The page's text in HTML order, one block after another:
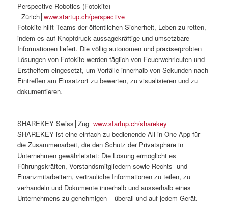
Perspective Robotics (Fotokite)
│Zürich│www.startup.ch/perspective
Fotokite hilft Teams der öffentlichen Sicherheit, Leben zu retten,
indem es auf Knopfdruck aussagekräftige und umsetzbare
Informationen liefert. Die völlig autonomen und praxiserprobten
Lösungen von Fotokite werden täglich von Feuerwehrleuten und
Ersthelfern eingesetzt, um Vorfälle innerhalb von Sekunden nach
Eintreffen am Einsatzort zu bewerten, zu visualisieren und zu
dokumentieren.
SHAREKEY Swiss│Zug│www.startup.ch/sharekey
SHAREKEY ist eine einfach zu bedienende All-in-One-App für
die Zusammenarbeit, die den Schutz der Privatsphäre in
Unternehmen gewährleistet: Die Lösung ermöglicht es
Führungskräften, Vorstandsmitgliedern sowie Rechts- und
Finanzmitarbeitern, vertrauliche Informationen zu teilen, zu
verhandeln und Dokumente innerhalb und ausserhalb eines
Unternehmens zu genehmigen – überall und auf jedem Gerät.